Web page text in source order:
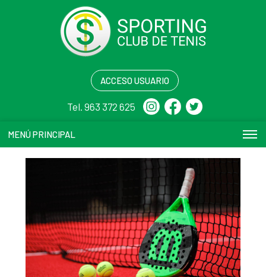
ACCESO USUARIO
Tel. 963 372 625
MENÚ PRINCIPAL